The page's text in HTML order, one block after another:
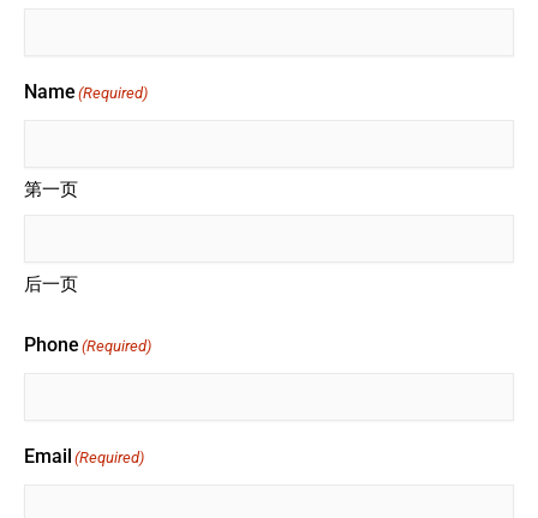
Name (Required)
第一页
后一页
Phone (Required)
Email (Required)